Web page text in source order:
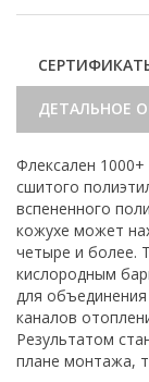
ДЕТАЛЬНОЕ
Флексален
сшитого
вспененного
кожухе может
четыре и более.
кислородным
для
каналов
Результатом
плане монтажа,